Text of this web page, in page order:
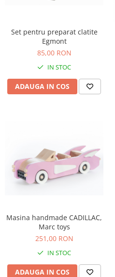
Jucarii senzoriale
Jucarii motrice pentru bebelusi
Saltele de activitati pentru bebe
Jucarii de sortat
Jucarii muzicale bebelusi
Set pentru preparat clatite
Egmont
85,00 RON
IN STOC
ADAUGA IN COS
Masina handmade CADILLAC,
Marc toys
251,00 RON
IN STOC
ADAUGA IN COS